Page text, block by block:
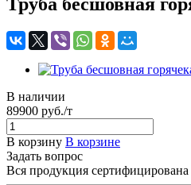
В наличии
89900 руб./т
В корзину В корзине
Задать вопрос
Вся продукция сертифицирована